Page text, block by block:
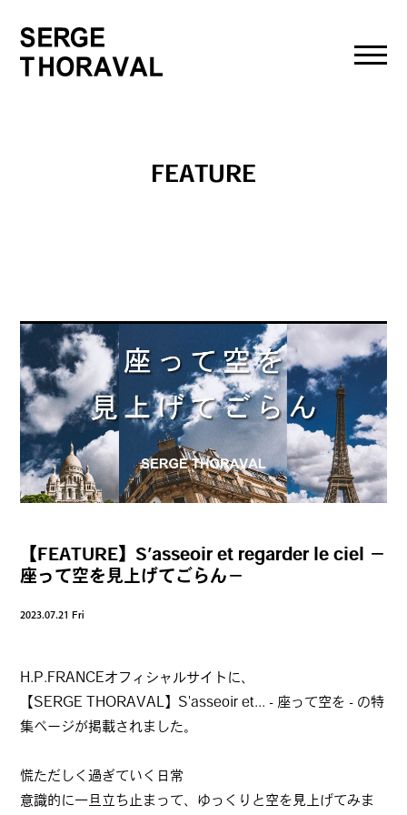
FEATURE
【FEATURE】S’asseoir et regarder le ciel －
座って空を見上げてごらん－
2023.07.21 Fri
H.P.FRANCEオフィシャルサイトに、
【SERGE THORAVAL】S'asseoir et... - 座って空を - の特
集ページが掲載されました。
慌ただしく過ぎていく日常
意識的に一旦立ち止まって、ゆっくりと空を見上げてみま